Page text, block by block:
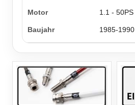
1.1 - 50PS
1985-1990